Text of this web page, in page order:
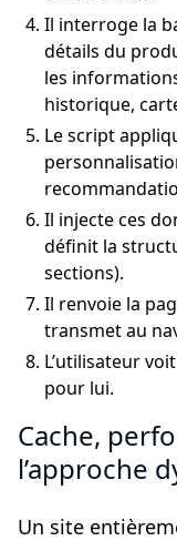
Il interroge la
détails du
les
historique,
Le script
Il injecte ces
définit la
sections).
Il renvoie la
transmet au
L’utilisateur
pour lui.
Cache,
l’approche
Un site